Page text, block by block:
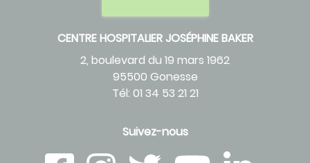
CENTRE HOSPITALIER JOSÉPHINE BAKER
2, boulevard du 19 mars 1962
95500 Gonesse
Tél: 01 34 53 21 21
Suivez-nous